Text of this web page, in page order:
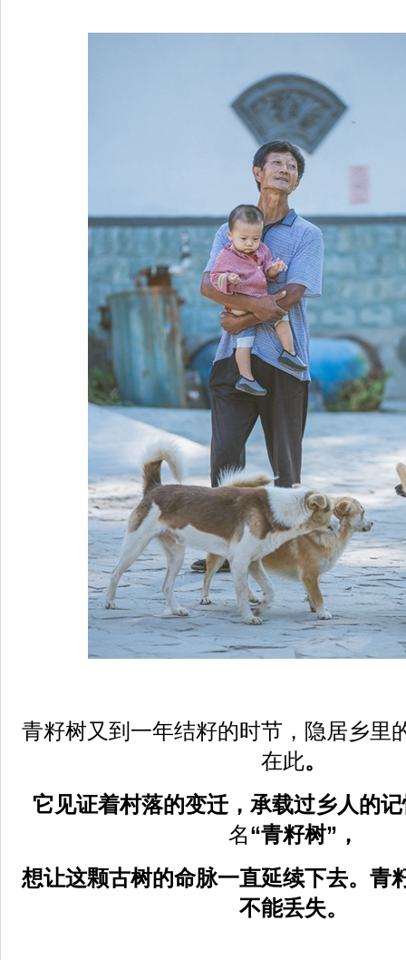
青籽树又到一年结籽的时节，隐居乡里
在此。
它见证着村落的变迁，承载过乡人的
名“青籽树”，
想让这颗古树的命脉一直延续下去。青
不能丢失。